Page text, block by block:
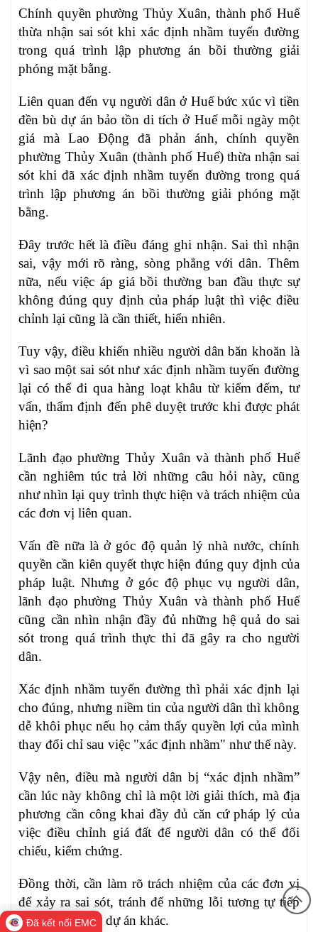
Chính quyền phường Thủy Xuân, thành phố Huế
thừa nhận sai sót khi xác định nhầm tuyến đường
trong quá trình lập phương án bồi thường giải
phóng mặt bằng.
Liên quan đến vụ người dân ở Huế bức xúc vì tiền
đền bù dự án bảo tồn di tích ở Huế mỗi ngày một
giá mà Lao Động đã phản ánh, chính quyền
phường Thủy Xuân (thành phố Huế) thừa nhận sai
sót khi đã xác định nhầm tuyến đường trong quá
trình lập phương án bồi thường giải phóng mặt
bằng.
Đây trước hết là điều đáng ghi nhận. Sai thì nhận
sai, vậy mới rõ ràng, sòng phẳng với dân. Thêm
nữa, nếu việc áp giá bồi thường ban đầu thực sự
không đúng quy định của pháp luật thì việc điều
chỉnh lại cũng là cần thiết, hiển nhiên.
Tuy vậy, điều khiến nhiều người dân băn khoăn là
vì sao một sai sót như xác định nhầm tuyến đường
lại có thể đi qua hàng loạt khâu từ kiểm đếm, tư
vấn, thẩm định đến phê duyệt trước khi được phát
hiện?
Lãnh đạo phường Thủy Xuân và thành phố Huế
cần nghiêm túc trả lời những câu hỏi này, cũng
như nhìn lại quy trình thực hiện và trách nhiệm của
các đơn vị liên quan.
Vấn đề nữa là ở góc độ quản lý nhà nước, chính
quyền cần kiên quyết thực hiện đúng quy định của
pháp luật. Nhưng ở góc độ phục vụ người dân,
lãnh đạo phường Thủy Xuân và thành phố Huế
cũng cần nhìn nhận đầy đủ những hệ quả do sai
sót trong quá trình thực thi đã gây ra cho người
dân.
Xác định nhầm tuyến đường thì phải xác định lại
cho đúng, nhưng niềm tin của người dân thì không
dễ khôi phục nếu họ cảm thấy quyền lợi của mình
thay đổi chỉ sau việc "xác định nhầm" như thế này.
Vậy nên, điều mà người dân bị “xác định nhầm”
cần lúc này không chỉ là một lời giải thích, mà địa
phương cần công khai đầy đủ căn cứ pháp lý của
việc điều chỉnh giá đất để người dân có thể đối
chiếu, kiểm chứng.
Đồng thời, cần làm rõ trách nhiệm của các đơn vị
để xảy ra sai sót, tránh để những lỗi tương tự tiếp
tục lặp lại ở các dự án khác.
Đã kết nối EMC